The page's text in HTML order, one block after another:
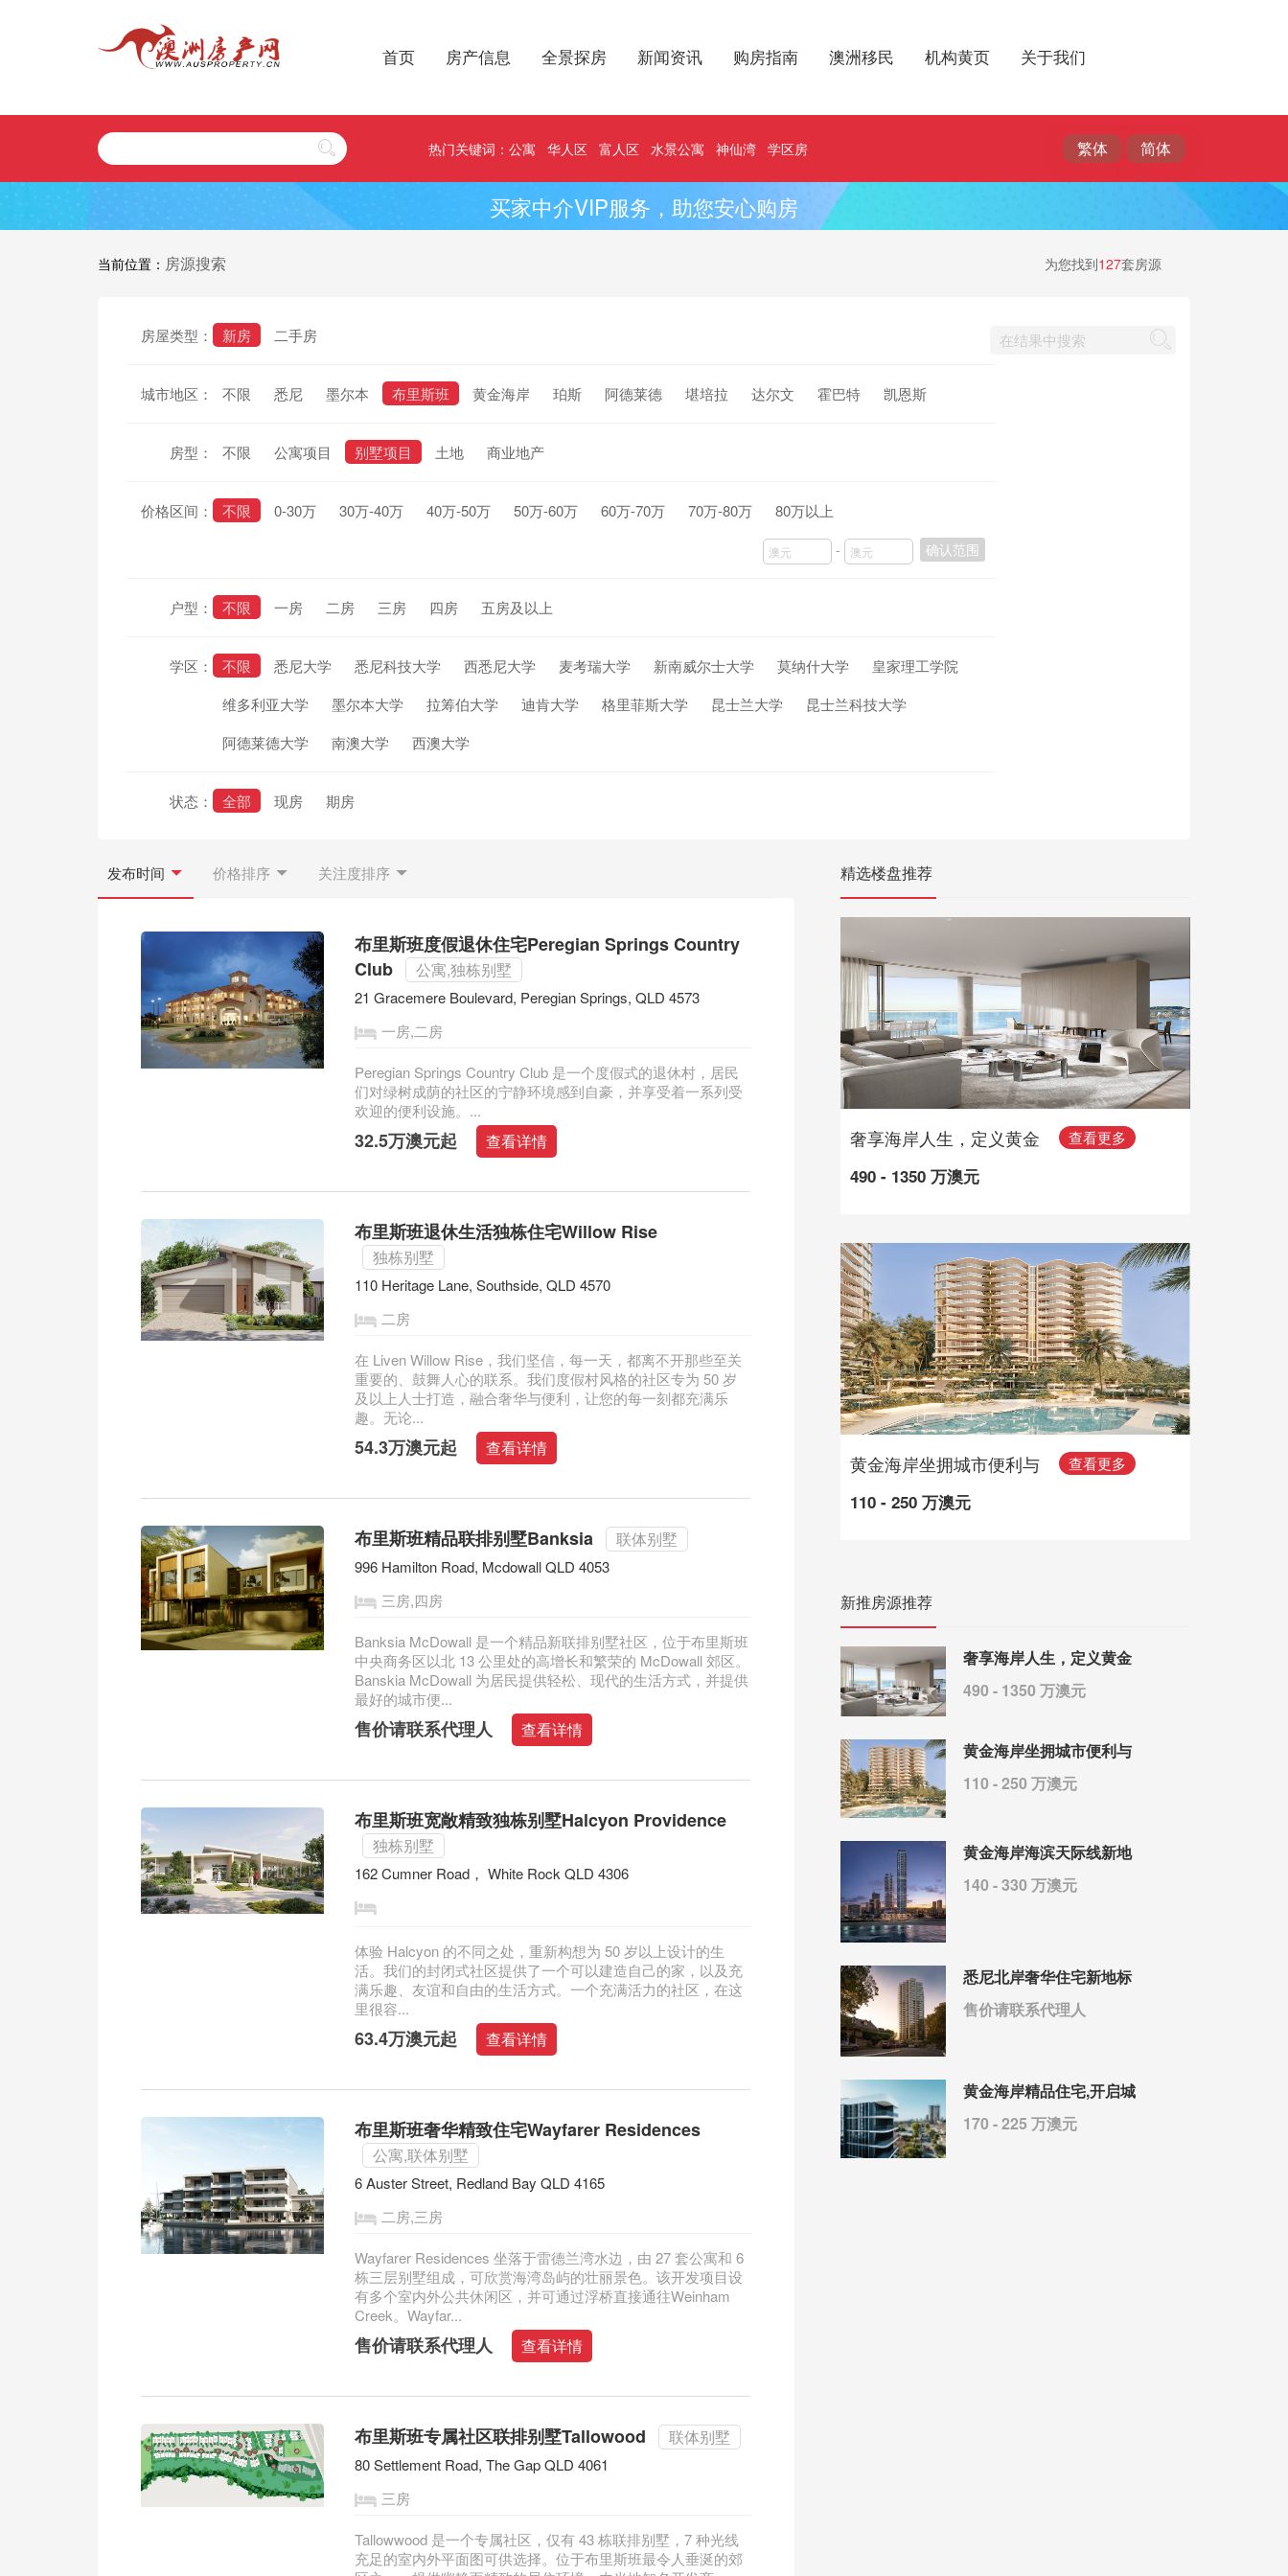
首页 房产信息 全景探房 新闻资讯 购房指南 澳洲移民 机构黄页 关于我们
热门关键词： 公寓 华人区 富人区 水景公寓 神仙湾 学区房
买家中介VIP服务，助您安心购房
当前位置： 房源搜索 为您找到127套房源
房屋类型： 新房 二手房
城市地区： 不限 悉尼 墨尔本 布里斯班 黄金海岸 珀斯 阿德莱德 堪培拉 达尔文 霍巴特 凯恩斯
房型： 不限 公寓项目 别墅项目 土地 商业地产
价格区间： 不限 0-30万 30万-40万 40万-50万 50万-60万 60万-70万 70万-80万 80万以上
- 确认范围
户型： 不限 一房 二房 三房 四房 五房及以上
学区： 不限 悉尼大学 悉尼科技大学 西悉尼大学 麦考瑞大学 新南威尔士大学 莫纳什大学
皇家理工学院
维多利亚大学
墨尔本大学 拉筹伯大学 迪肯大学 格里菲斯大学 昆士兰大学
昆士兰科技大学
阿德莱德大学
南澳大学 西澳大学
状态： 全部 现房 期房
发布时间 价格排序 关注度排序
布里斯班度假退休住宅Peregian Springs Country
Club
公寓,独栋别墅
21 Gracemere Boulevard, Peregian Springs, QLD 4573
一房,二房
Peregian Springs Country Club 是一个度假式的退休村，居民
们对绿树成荫的社区的宁静环境感到自豪，并享受着一系列受
欢迎的便利设施。...
32.5万澳元起 查看详情
布里斯班退休生活独栋住宅Willow Rise
独栋别墅
110 Heritage Lane, Southside, QLD 4570
二房
在 Liven Willow Rise，我们坚信，每一天，都离不开那些至关
重要的、鼓舞人心的联系。我们度假村风格的社区专为 50 岁
及以上人士打造，融合奢华与便利，让您的每一刻都充满乐
趣。无论...
54.3万澳元起 查看详情
布里斯班精品联排别墅Banksia 联体别墅
996 Hamilton Road, Mcdowall QLD 4053
三房,四房
Banksia McDowall 是一个精品新联排别墅社区，位于布里斯班
中央商务区以北 13 公里处的高增长和繁荣的 McDowall 郊区。
Banskia McDowall 为居民提供轻松、现代的生活方式，并提供
最好的城市便...
售价请联系代理人 查看详情
布里斯班宽敞精致独栋别墅Halcyon Providence
独栋别墅
162 Cumner Road， White Rock QLD 4306
体验 Halcyon 的不同之处，重新构想为 50 岁以上设计的生
活。我们的封闭式社区提供了一个可以建造自己的家，以及充
满乐趣、友谊和自由的生活方式。一个充满活力的社区，在这
里很容...
63.4万澳元起 查看详情
布里斯班奢华精致住宅Wayfarer Residences
公寓,联体别墅
6 Auster Street, Redland Bay QLD 4165
二房,三房
Wayfarer Residences 坐落于雷德兰湾水边，由 27 套公寓和 6
栋三层别墅组成，可欣赏海湾岛屿的壮丽景色。该开发项目设
有多个室内外公共休闲区，并可通过浮桥直接通往Weinham
Creek。Wayfar...
售价请联系代理人 查看详情
布里斯班专属社区联排别墅Tallowood 联体别墅
80 Settlement Road, The Gap QLD 4061
三房
Tallowwood 是一个专属社区，仅有 43 栋联排别墅，7 种光线
充足的室内外平面图可供选择。位于布里斯班最令人垂涎​​的郊
精选楼盘推荐
奢享海岸人生，定义黄金
490 - 1350 万澳元
查看更多
黄金海岸坐拥城市便利与
110 - 250 万澳元
查看更多
新推房源推荐
奢享海岸人生，定义黄金
490 - 1350 万澳元
黄金海岸坐拥城市便利与
110 - 250 万澳元
黄金海岸海滨天际线新地
140 - 330 万澳元
悉尼北岸奢华住宅新地标
售价请联系代理人
黄金海岸精品住宅,开启城
170 - 225 万澳元